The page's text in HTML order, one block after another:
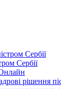
Сербії
рішення